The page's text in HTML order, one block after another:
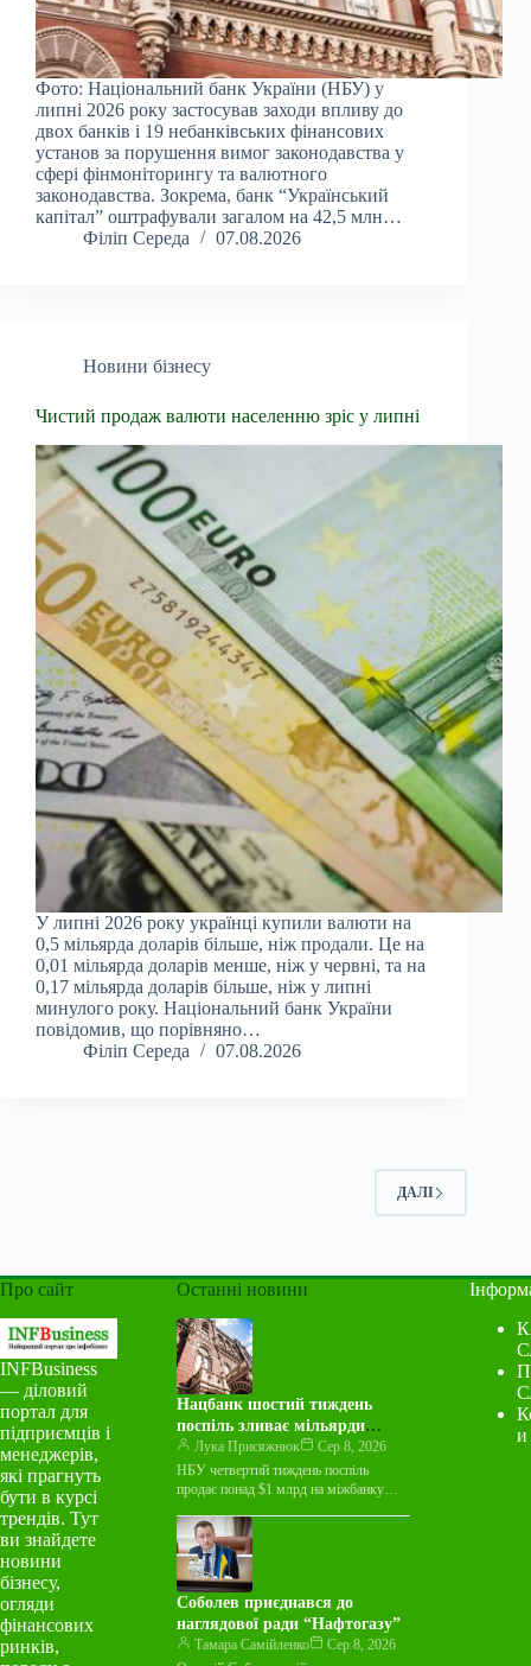
Фото: Національний банк України (НБУ) у
липні 2026 року застосував заходи впливу до
двох банків і 19 небанківських фінансових
установ за порушення вимог законодавства у
сфері фінмоніторингу та валютного
законодавства. Зокрема, банк “Український
капітал” оштрафували загалом на 42,5 млн…
Філіп Середа
07.08.2026
Новини бізнесу
Чистий продаж валюти населенню зріс у липні
У липні 2026 року українці купили валюти на
0,5 мільярда доларів більше, ніж продали. Це на
0,01 мільярда доларів менше, ніж у червні, та на
0,17 мільярда доларів більше, ніж у липні
минулого року. Національний банк України
повідомив, що порівняно…
Філіп Середа
07.08.2026
ДАЛІ
Про сайт
INFBusiness
— діловий
портал для
підприємців і
менеджерів,
які прагнуть
бути в курсі
трендів. Тут
ви знайдете
новини
бізнесу,
огляди
фінансових
ринків,
Останні новини
Нацбанк шостий тиждень
поспіль зливає мільярди
валюти на міжбанку
Лука Присяжнюк
Сер 8, 2026
НБУ четвертий тиждень поспіль
продає понад $1 млрд на міжбанку
тижня з 3 по 7 серпня…
Соболев приєднався до
наглядової ради “Нафтогазу”
Тамара Самійленко
Сер 8, 2026
и